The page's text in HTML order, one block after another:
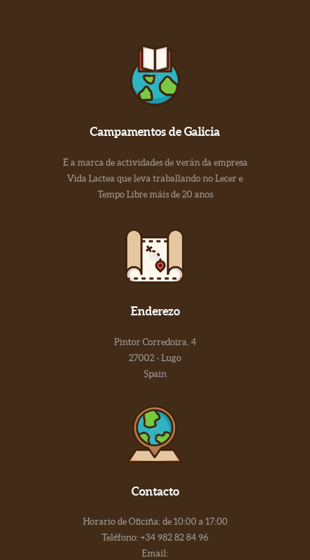
Campamentos de Galicia
É a marca de actividades de verán da empresa
Vida Lactea que leva traballando no Lecer e
Tempo Libre máis de 20 anos
Enderezo
Pintor Corredoira, 4
27002 - Lugo
Spain
Contacto
Horario de Oficiña: de 10:00 a 17:00
Teléfono: +34 982 82 84 96
Email: